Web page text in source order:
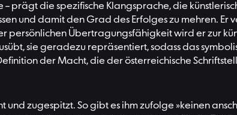
prägt die spezifische Klangsprache, die
und damit den Grad des Erfolges zu mehren. Er
persönlichen Übertragungsfähigkeit wird er zur
sie geradezu repräsentiert, sodass das
der Macht, die der österreichische
zugespitzt. So gibt es ihm zufolge »keinen